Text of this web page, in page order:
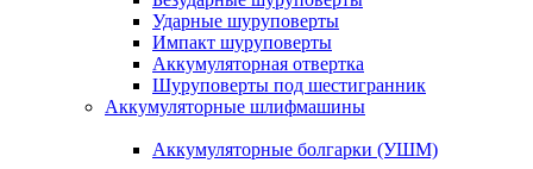
Ударные шуруповерты
Импакт шуруповерты
Аккумуляторная отвертка
Шуруповерты под шестигранник
Аккумуляторные шлифмашины
Аккумуляторные болгарки (УШМ)